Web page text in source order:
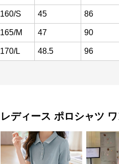
160/S 45 86
165/M 47 90
170/L 48.5 96
レディース ポロシャツ